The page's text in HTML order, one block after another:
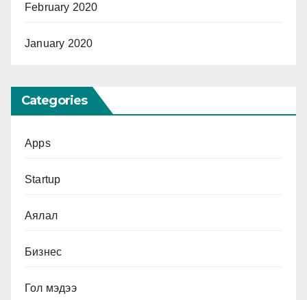
February 2020
January 2020
Categories
Apps
Startup
Аялал
Бизнес
Гол мэдээ